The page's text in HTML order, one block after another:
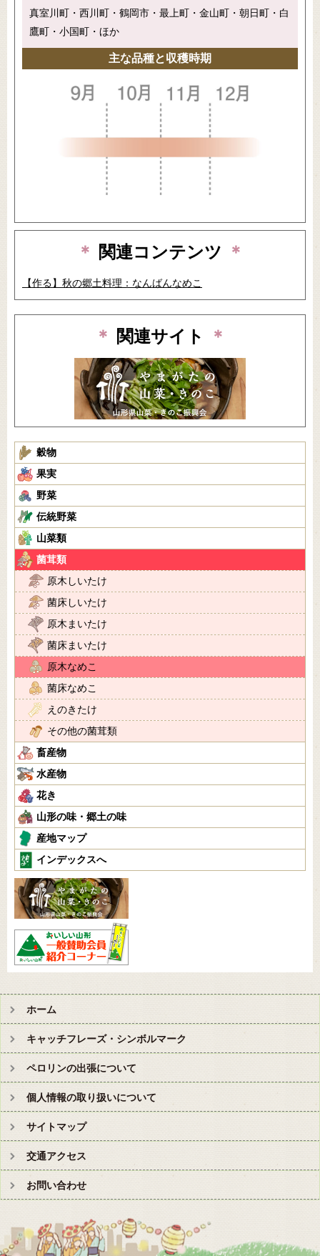
真室川町・西川町・鶴岡市・最上町・金山町・朝日町・白
鷹町・小国町・ほか
主な品種と収穫時期
＊ 関連コンテンツ ＊
【作る】秋の郷土料理：なんばんなめこ
＊ 関連サイト ＊
穀物
果実
野菜
伝統野菜
山菜類
菌茸類
原木しいたけ
菌床しいたけ
原木まいたけ
菌床まいたけ
原木なめこ
菌床なめこ
えのきたけ
その他の菌茸類
畜産物
水産物
花き
山形の味・郷土の味
産地マップ
インデックスへ
ホーム
キャッチフレーズ・シンボルマーク
ペロリンの出張について
個人情報の取り扱いについて
サイトマップ
交通アクセス
お問い合わせ